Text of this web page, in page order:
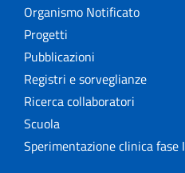
Organismo Notificato
Progetti
Pubblicazioni
Registri e sorveglianze
Ricerca collaboratori
Scuola
Sperimentazione clinica fase I